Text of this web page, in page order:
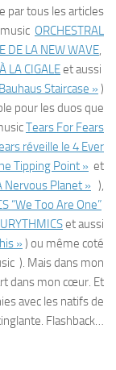
par tous les articles
ORCHESTRAL
DE LA NEW WAVE,
LA CIGALEet aussi
Staircase » )
pour les duos que
Tears For Fears
réveille le 4 Ever
Tipping Point » et
Nervous Planet » ),
“We Too Are One”
et aussi
» ) ou même coté
). Mais dans mon
dans mon cœur. Et
avec les natifs de
Flashback…